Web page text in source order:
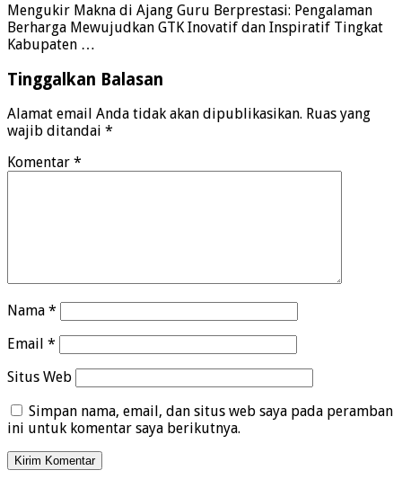
Mengukir Makna di Ajang Guru Berprestasi: Pengalaman
Berharga Mewujudkan GTK Inovatif dan Inspiratif Tingkat
Kabupaten …
Tinggalkan Balasan
Alamat email Anda tidak akan dipublikasikan. Ruas yang
wajib ditandai *
Komentar *
Nama *
Email *
Situs Web
Simpan nama, email, dan situs web saya pada peramban
ini untuk komentar saya berikutnya.